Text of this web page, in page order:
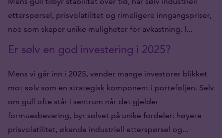
etterspørsel, prisvolatilitet og rimeligere inngangspriser,
noe som skaper unike muligheter for avkastning. I...
Er sølv en god investering i 2025?
Mens vi går inn i 2025, vender mange investorer blikket
mot sølv som en strategisk komponent i porteføljen. Selv
om gull ofte står i sentrum når det gjelder
formuesbevaring, byr sølvet på unike fordeler: høyere
prisvolatilitet, økende industriell etterspørsel og...